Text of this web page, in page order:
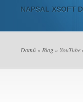
NAPSAL XSOFT
Domů » Blog »